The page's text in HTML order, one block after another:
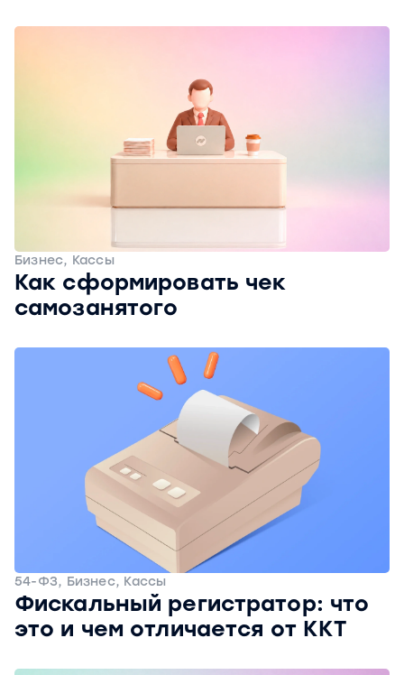
Бизнес, Кассы
Как сформировать чек
самозанятого
54-ФЗ, Бизнес, Кассы
Фискальный регистратор: что
это и чем отличается от ККТ